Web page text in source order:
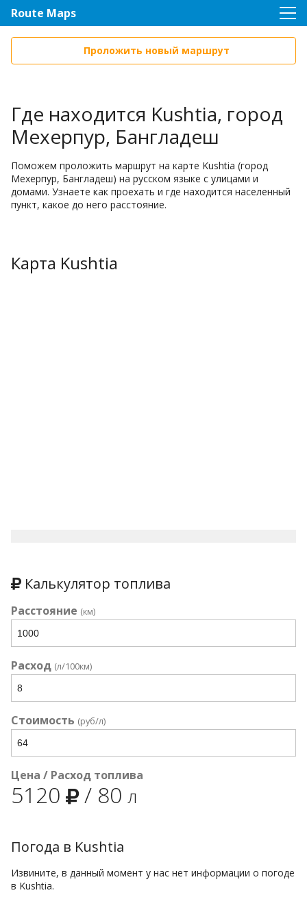
Route Maps
Проложить новый маршрут
Где находится Kushtia, город
Мехерпур, Бангладеш
Поможем проложить маршрут на карте Kushtia (город
Мехерпур, Бангладеш) на русском языке с улицами и
домами. Узнаете как проехать и где находится населенный
пункт, какое до него расстояние.
Карта Kushtia
Калькулятор топлива
Расстояние (км)
Расход (л/100км)
Стоимость (руб/л)
Цена / Расход топлива
5120 / 80 л
Погода в Kushtia
Извините, в данный момент у нас нет информации о погоде
в Kushtia.